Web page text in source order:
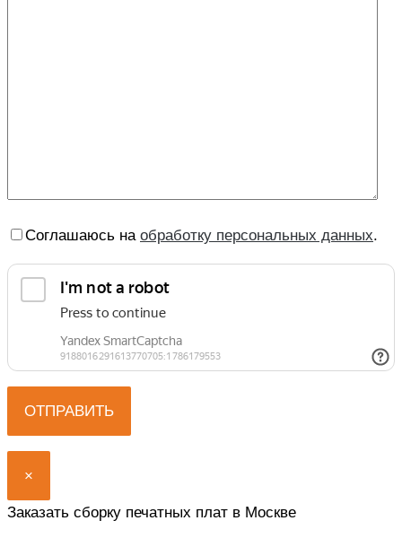
Соглашаюсь на обработку персональных данных.
×
Заказать сборку печатных плат в Москве